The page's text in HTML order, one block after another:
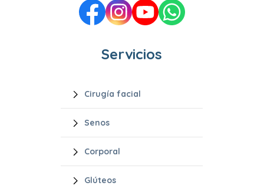
Servicios
Cirugía facial
Senos
Corporal
Glúteos